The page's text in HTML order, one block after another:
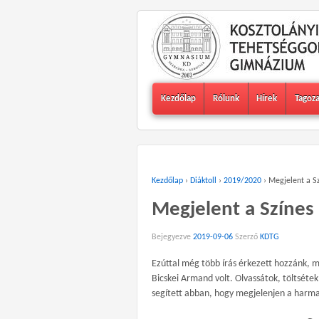
Kezdőlap Rólunk Hírek
Kezdőlap › Diáktoll › 2019/2020 › Megjelent a
Megjelent a
Bejegyezve 2019-09-06 Szerző KDTG
Ezúttal még több írás érkezett hozzánk,
Bicskei Armand volt. Olvassátok,
segített abban, hogy megjelenjen a